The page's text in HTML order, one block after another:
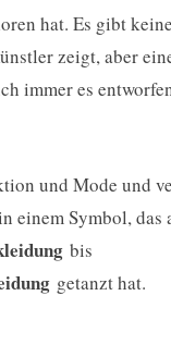
hat. Es gibt
zeigt, aber
immer es
und Mode und
einem Symbol, das
bis
getanzt hat.